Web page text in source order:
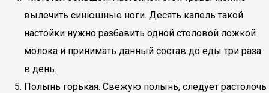
вылечить синюшные ноги. Десять капель такой
настойки нужно разбавить одной столовой ложкой
молока и принимать данный состав до еды три раза
в день.
Полынь горькая. Свежую полынь, следует растолочь